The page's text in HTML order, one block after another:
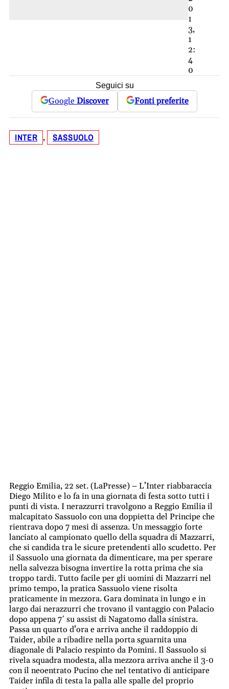
0
1
3,
1
2:
4
0
Seguici su
Google Discover Fonti preferite
INTER , SASSUOLO
Reggio Emilia, 22 set. (LaPresse) – L’Inter riabbaraccia
Diego Milito e lo fa in una giornata di festa sotto tutti i
punti di vista. I nerazzurri travolgono a Reggio Emilia il
malcapitato Sassuolo con una doppietta del Principe che
rientrava dopo 7 mesi di assenza. Un messaggio forte
lanciato al campionato quello della squadra di Mazzarri,
che si candida tra le sicure pretendenti allo scudetto. Per
il Sassuolo una giornata da dimenticare, ma per sperare
nella salvezza bisogna invertire la rotta prima che sia
troppo tardi. Tutto facile per gli uomini di Mazzarri nel
primo tempo, la pratica Sassuolo viene risolta
praticamente in mezzora. Gara dominata in lungo e in
largo dai nerazzurri che trovano il vantaggio con Palacio
dopo appena 7′ su assist di Nagatomo dalla sinistra.
Passa un quarto d’ora e arriva anche il raddoppio di
Taider, abile a ribadire nella porta sguarnita una
diagonale di Palacio respinto da Pomini. Il Sassuolo si
rivela squadra modesta, alla mezzora arriva anche il 3-0
con il neoentrato Pucino che nel tentativo di anticipare
Taider infila di testa la palla alle spalle del proprio